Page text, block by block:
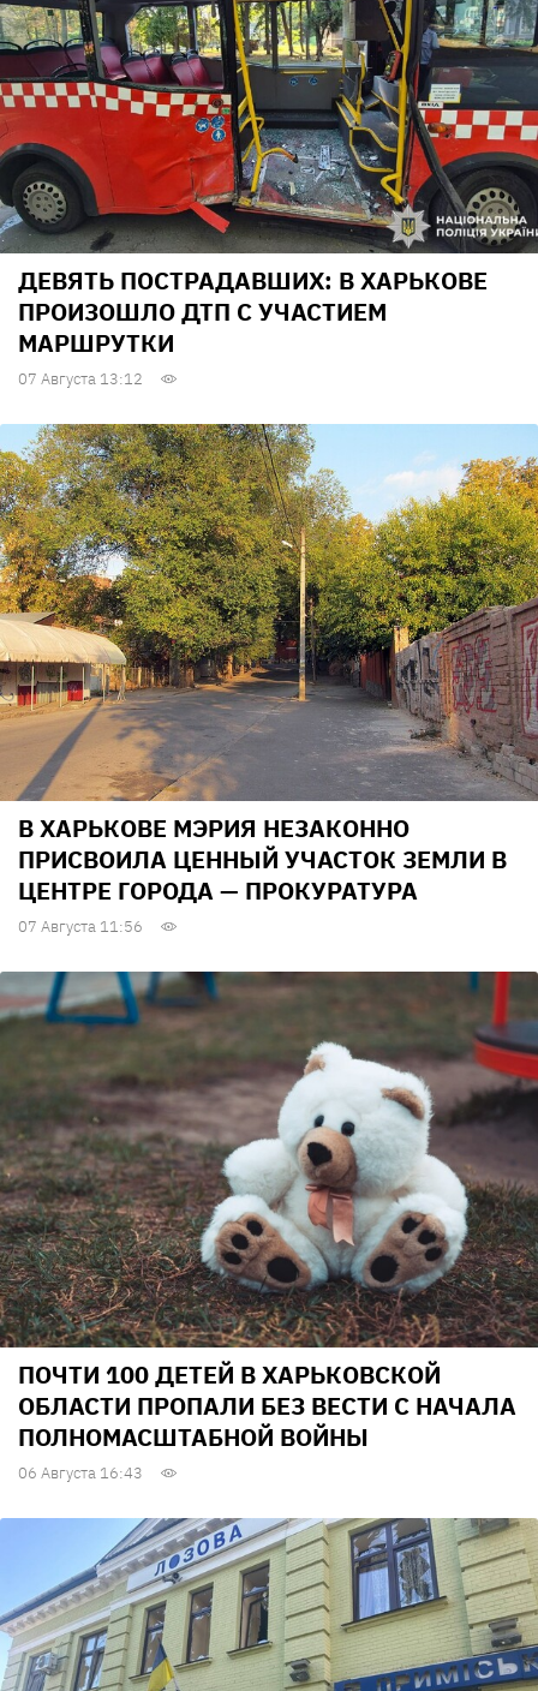
ДЕВЯТЬ ПОСТРАДАВШИХ: В ХАРЬКОВЕ
ПРОИЗОШЛО ДТП С УЧАСТИЕМ
МАРШРУТКИ
07 Августа 13:12
В ХАРЬКОВЕ МЭРИЯ НЕЗАКОННО
ПРИСВОИЛА ЦЕННЫЙ УЧАСТОК ЗЕМЛИ В
ЦЕНТРЕ ГОРОДА — ПРОКУРАТУРА
07 Августа 11:56
ПОЧТИ 100 ДЕТЕЙ В ХАРЬКОВСКОЙ
ОБЛАСТИ ПРОПАЛИ БЕЗ ВЕСТИ С НАЧАЛА
ПОЛНОМАСШТАБНОЙ ВОЙНЫ
06 Августа 16:43